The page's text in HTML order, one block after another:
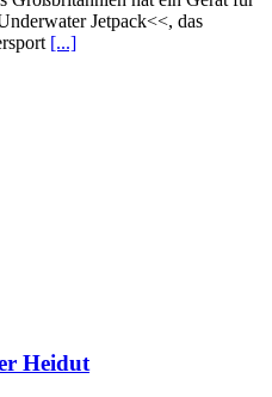
Jetpack<<, das
[...]
Heidut